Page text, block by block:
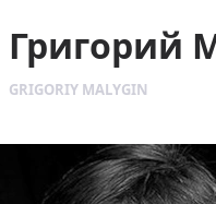
Григорий
GRIGORIY MALYGIN